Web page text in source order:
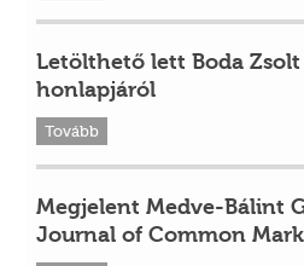
Letölthető lett Boda
honlapjáról
Tovább
Megjelent Medve-Bálint
Journal of Common